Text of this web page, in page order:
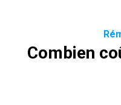
Combien